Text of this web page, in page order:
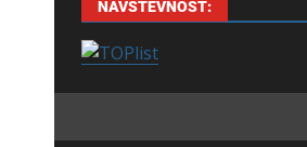
NÁVŠTĚVNOST: